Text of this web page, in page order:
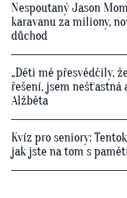
Nespoutaný Jason
karavanu za miliony,
důchod
„Děti mě přesvědčily,
řešení, jsem nešťastná
Alžběta
Kvíz pro seniory:
jak jste na tom s